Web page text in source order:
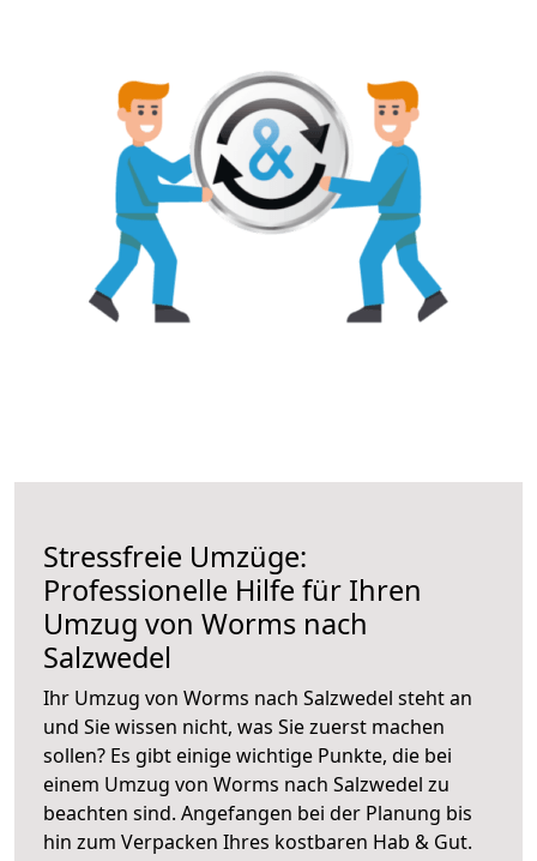
Stressfreie Umzüge:
Professionelle Hilfe für Ihren
Umzug von Worms nach
Salzwedel
Ihr Umzug von Worms nach Salzwedel steht an
und Sie wissen nicht, was Sie zuerst machen
sollen? Es gibt einige wichtige Punkte, die bei
einem Umzug von Worms nach Salzwedel zu
beachten sind. Angefangen bei der Planung bis
hin zum Verpacken Ihres kostbaren Hab & Gut.